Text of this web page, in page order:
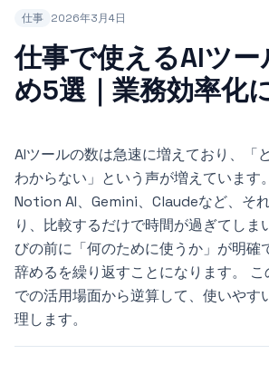
仕事 2026年3月4日
仕事で使えるAIツ
め5選｜業務効率化
AIツールの数は急速に増えており、「
わからない」という声が増えています
Notion AI、Gemini、Claudeなど、そ
り、比較するだけで時間が過ぎてしま
びの前に「何のために使うか」が明確
辞めるを繰り返すことになります。
での活用場面から逆算して、使いやす
理します。